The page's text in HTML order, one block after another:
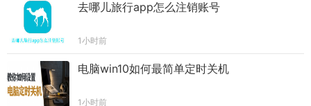
去哪儿旅行app怎么注销账号
1小时前
电脑win10如何最简单定时关机
1小时前